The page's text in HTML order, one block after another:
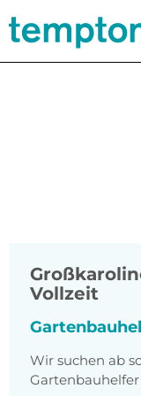
Vollzeit
Wir suchen ab